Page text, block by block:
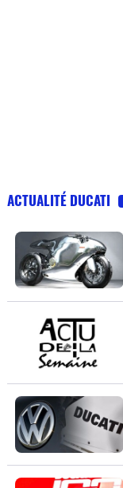
ACTUALITÉ DUCATI